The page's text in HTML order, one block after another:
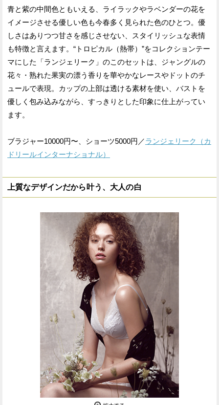
青と紫の中間色ともいえる、ライラックやラベンダーの花を
イメージさせる優しい色も今春多く見られた色のひとつ。優
しさはありつつ甘さを感じさせない、スタイリッシュな表情
も特徴と言えます。“トロピカル（熱帯）”をコレクションテー
マにした「ランジェリーク」のこのセットは、ジャングルの
花々・熟れた果実の漂う香りを華やかなレースやドットのチ
ュールで表現。カップの上部は透ける素材を使い、バストを
優しく包み込みながら、すっきりとした印象に仕上がってい
ます。
ブラジャー10000円〜、ショーツ5000円／ランジェリーク（カ
ドリールインターナショナル）
上質なデザインだから叶う、大人の白